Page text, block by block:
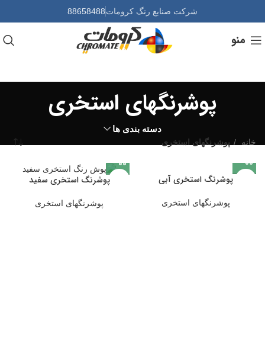
شرکت صنایع رنگ کرومات88658488
منو
پوشرنگهای استخری
دسته بندی ها
خانه پوشرنگهای استخری
پوشرنگ استخری آبی
پوشرنگهای استخری
پوشرنگ استخری سفید
پوشرنگهای استخری